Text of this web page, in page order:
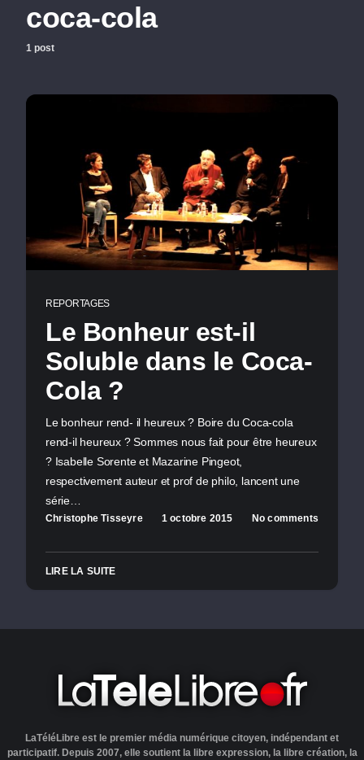
coca-cola
1 post
REPORTAGES
Le Bonheur est-il
Soluble dans le Coca-
Cola ?
Le bonheur rend- il heureux ? Boire du Coca-cola
rend-il heureux ? Sommes nous fait pour être heureux
? Isabelle Sorente et Mazarine Pingeot,
respectivement auteur et prof de philo, lancent une
série…
Christophe Tisseyre 1 octobre 2015 No comments
LIRE LA SUITE
LaTéléLibre est le premier média numérique citoyen, indépendant et
participatif. Depuis 2007, elle soutient la libre expression, la libre création, la